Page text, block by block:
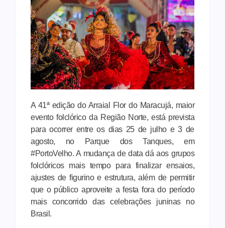
A 41ª edição do Arraial Flor do Maracujá, maior
evento folclórico da Região Norte, está prevista
para ocorrer entre os dias 25 de julho e 3 de
agosto, no Parque dos Tanques, em
#PortoVelho. A mudança de data dá aos grupos
folclóricos mais tempo para finalizar ensaios,
ajustes de figurino e estrutura, além de permitir
que o público aproveite a festa fora do período
mais concorrido das celebrações juninas no
Brasil.